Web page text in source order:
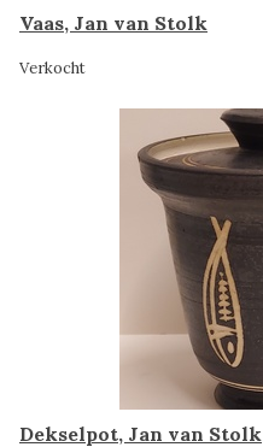
Vaas, Jan van Stolk
Verkocht
Dekselpot, Jan van Stolk